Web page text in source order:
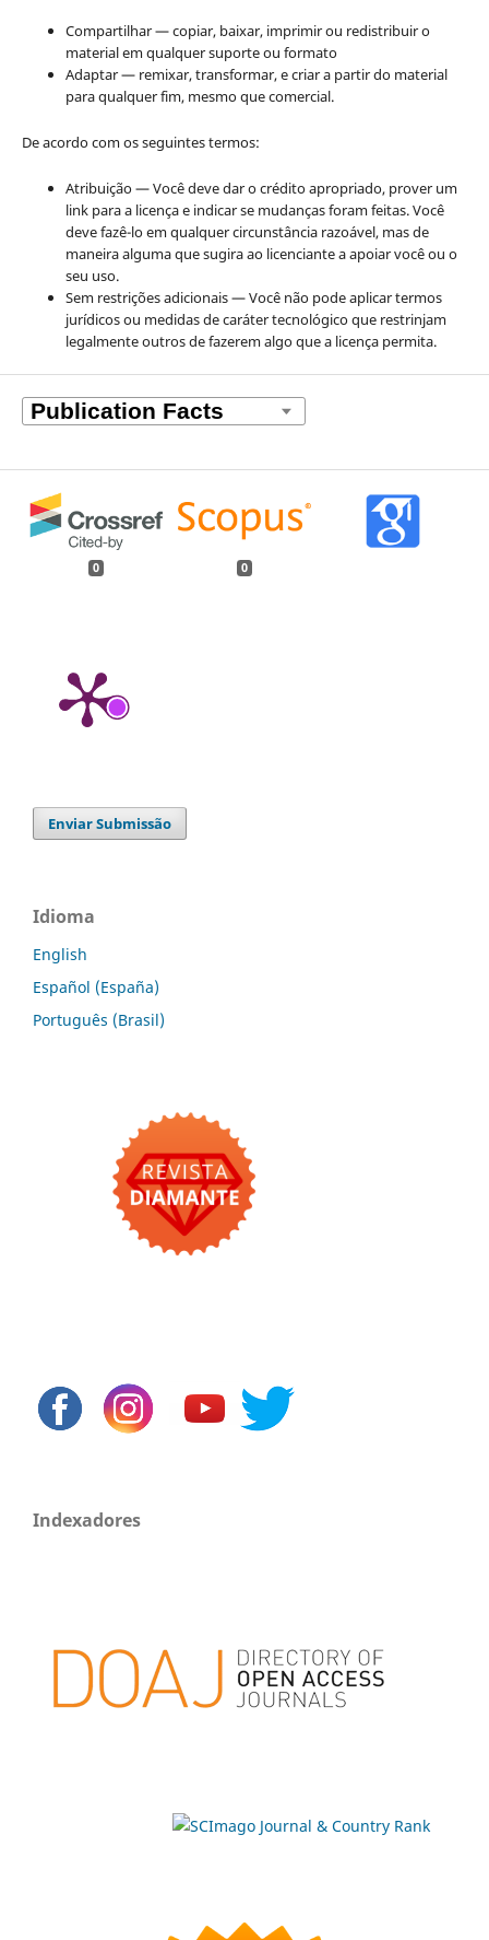
Compartilhar — copiar, baixar, imprimir ou redistribuir o
material em qualquer suporte ou formato
Adaptar — remixar, transformar, e criar a partir do material
para qualquer fim, mesmo que comercial.
De acordo com os seguintes termos:
Atribuição — Você deve dar o crédito apropriado, prover um
link para a licença e indicar se mudanças foram feitas. Você
deve fazê-lo em qualquer circunstância razoável, mas de
maneira alguma que sugira ao licenciante a apoiar você ou o
seu uso.
Sem restrições adicionais — Você não pode aplicar termos
jurídicos ou medidas de caráter tecnológico que restrinjam
legalmente outros de fazerem algo que a licença permita.
0 0
Enviar Submissão
Idioma
English
Español (España)
Português (Brasil)
Indexadores